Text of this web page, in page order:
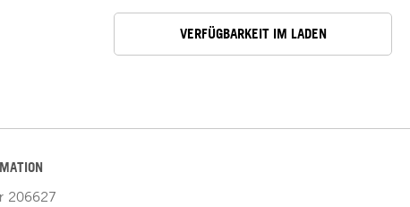
VERFÜGBARKEIT IM LADEN
206627